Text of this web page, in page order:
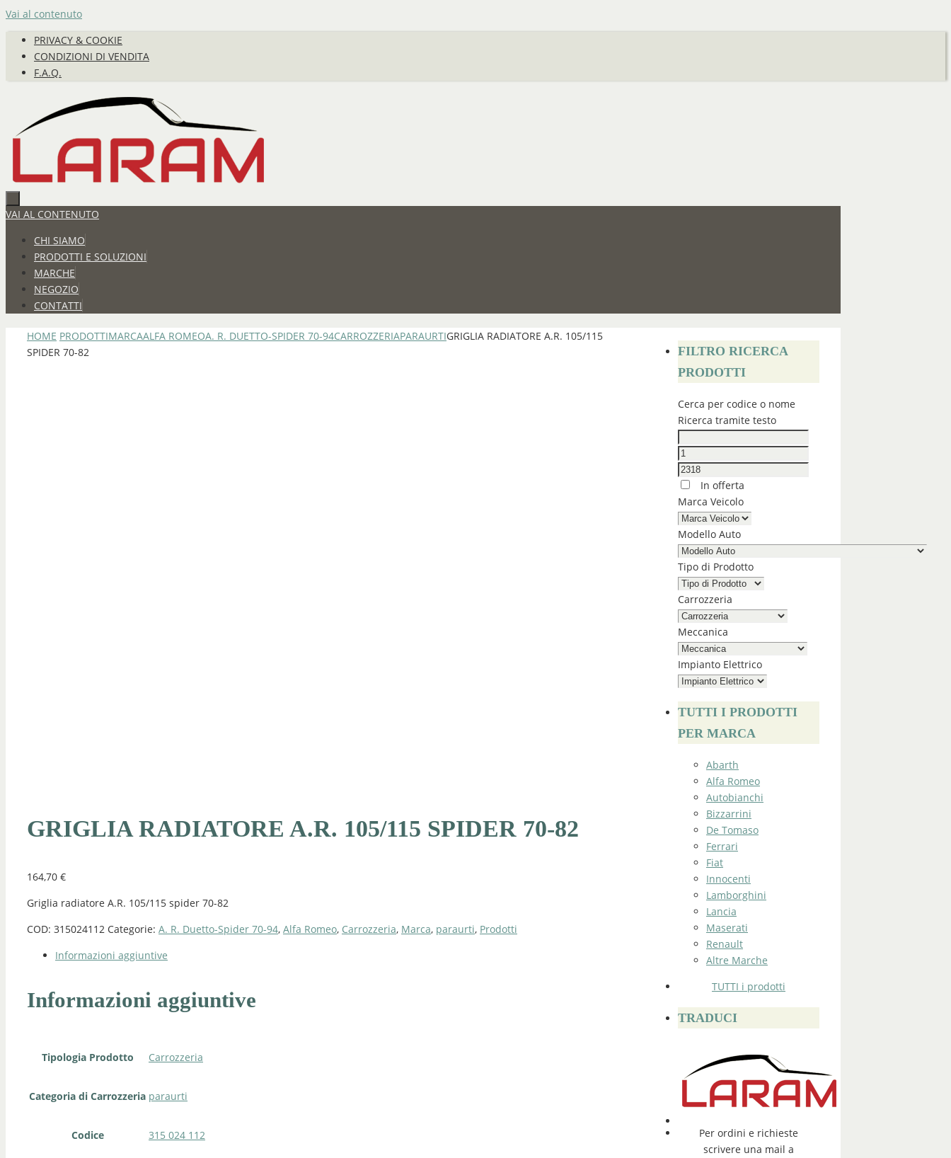
Vai al contenuto
PRIVACY & COOKIE
CONDIZIONI DI VENDITA
F.A.Q.
VAI AL CONTENUTO
CHI SIAMO
PRODOTTI E SOLUZIONI
MARCHE
NEGOZIO
CONTATTI
HOME PRODOTTIMARCAALFA ROMEOA. R. DUETTO-SPIDER 70-94CARROZZERIAPARAURTIGRIGLIA RADIATORE A.R. 105/115
SPIDER 70-82
GRIGLIA RADIATORE A.R. 105/115 SPIDER 70-82
164,70 €
Griglia radiatore A.R. 105/115 spider 70-82
COD: 315024112 Categorie: A. R. Duetto-Spider 70-94, Alfa Romeo, Carrozzeria, Marca, paraurti, Prodotti
Informazioni aggiuntive
Informazioni aggiuntive
Tipologia Prodotto Carrozzeria
Categoria di Carrozzeria paraurti
Codice 315 024 112
FILTRO RICERCA
PRODOTTI
Cerca per codice o nome
Ricerca tramite testo
In offerta
Marca Veicolo
Modello Auto
Tipo di Prodotto
Carrozzeria
Meccanica
Impianto Elettrico
TUTTI I PRODOTTI
PER MARCA
Abarth
Alfa Romeo
Autobianchi
Bizzarrini
De Tomaso
Ferrari
Fiat
Innocenti
Lamborghini
Lancia
Maserati
Renault
Altre Marche
TUTTI i prodotti
TRADUCI
Per ordini e richieste
scrivere una mail a